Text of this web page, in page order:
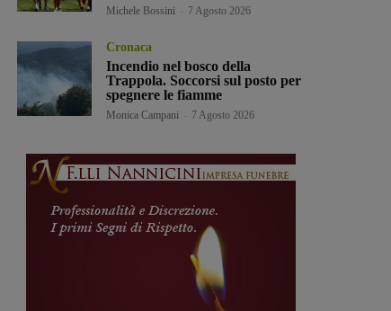
Michele Bossini 7 Agosto 2026
Cronaca
Incendio nel bosco della
Trappola. Soccorsi sul posto per
spegnere le fiamme
Monica Campani 7 Agosto 2026